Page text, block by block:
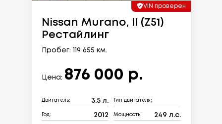
VIN проверен
Nissan Murano, II (Z51)
Рестайлинг
Пробег: 119 655 км.
Цена: 876 000 р.
Двигатель: 3.5 л. Тип двигателя:
Год: 2012 Мощность: 249 л.с.